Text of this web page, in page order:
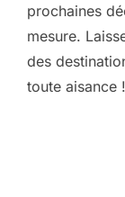
prochaines
mesure.
des
toute aisance !